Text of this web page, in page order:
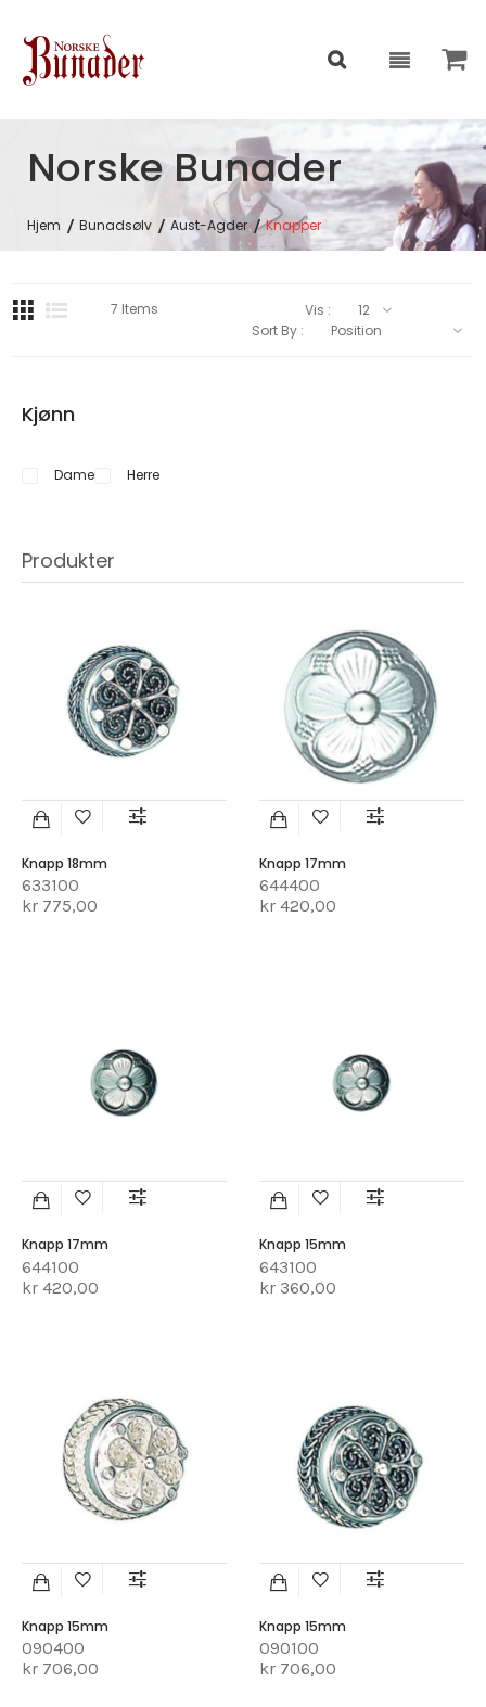
Norske Bunader
Hjem Bunadsølv Aust-Agder Knapper
Kjønn
Dame Herre
Produkter
Knapp 18mm
633100
kr 775,00
Knapp 17mm
644400
kr 420,00
Knapp 17mm
644100
kr 420,00
Knapp 15mm
643100
kr 360,00
Knapp 15mm
090400
kr 706,00
Knapp 15mm
090100
kr 706,00
7 Items
Vis :
Sort By :